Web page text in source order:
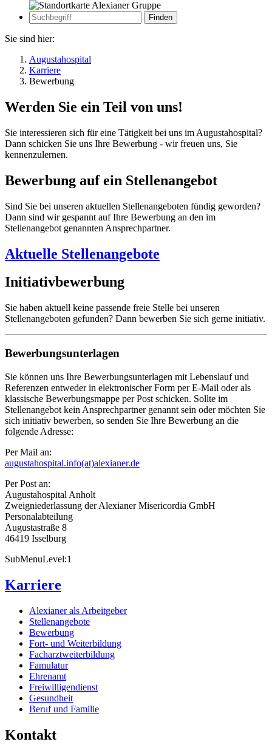
Zur Suche
Suche
Sie sind hier:
Augustahospital
Karriere
Bewerbung
Werden Sie ein Teil von uns!
Sie interessieren sich für eine Tätigkeit bei uns im Augustahospital?
Dann schicken Sie uns Ihre Bewerbung - wir freuen uns, Sie
kennenzulernen.
Bewerbung auf ein Stellenangebot
Sind Sie bei unseren aktuellen Stellenangeboten fündig geworden?
Dann sind wir gespannt auf Ihre Bewerbung an den im
Stellenangebot genannten Ansprechpartner.
Aktuelle Stellenangebote
Initiativbewerbung
Sie haben aktuell keine passende freie Stelle bei unseren
Stellenangeboten gefunden? Dann bewerben Sie sich gerne initiativ.
Bewerbungsunterlagen
Sie können uns Ihre Bewerbungsunterlagen mit Lebenslauf und
Referenzen entweder in elektronischer Form per E-Mail oder als
klassische Bewerbungsmappe per Post schicken. Sollte im
Stellenangebot kein Ansprechpartner genannt sein oder möchten Sie
sich initiativ bewerben, so senden Sie Ihre Bewerbung an die
folgende Adresse:
Per Mail an:
augustahospital.info(at)alexianer.de
Per Post an:
Augustahospital Anholt
Zweigniederlassung der Alexianer Misericordia GmbH
Personalabteilung
Augustastraße 8
46419 Isselburg
SubMenuLevel:1
Karriere
Alexianer als Arbeitgeber
Stellenangebote
Bewerbung
Fort- und Weiterbildung
Facharztweiterbildung
Famulatur
Ehrenamt
Freiwilligendienst
Gesundheit
Beruf und Familie
Kontakt